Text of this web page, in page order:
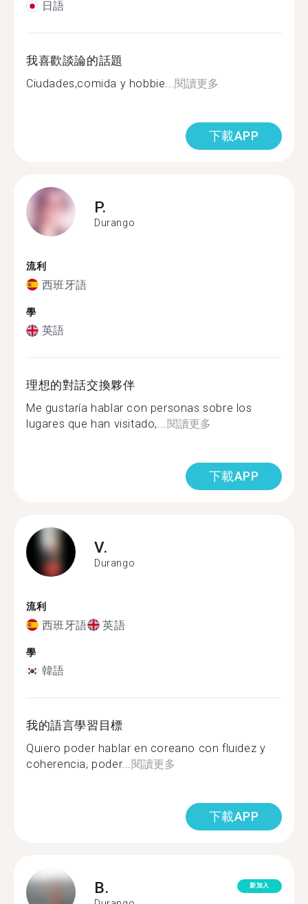
日語
我喜歡談論的話題
Ciudades,comida y hobbie...閱讀更多
下載APP
P.
Durango
流利
西班牙語
學
英語
理想的對話交換夥伴
Me gustaría hablar con personas sobre los
lugares que han visitado,...閱讀更多
下載APP
V.
Durango
流利
西班牙語 英語
學
韓語
我的語言學習目標
Quiero poder hablar en coreano con fluidez y
coherencia, poder...閱讀更多
下載APP
B. 新加入